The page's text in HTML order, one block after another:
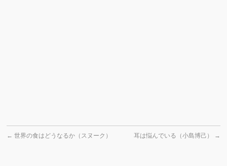
← 世界の食はどうなるか（スヌーク） 耳は悩んでいる（小島博己） →